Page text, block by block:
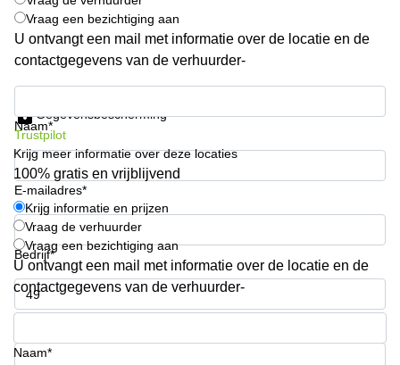
Huren
virtueel
kantoor in
Antwerpen
Antwerpen
Locaux
commerciaux
à louer en
Bruxelles
Kantoor
te huur
in Sint-
Niklaas
Vraag een bezichtiging aan
U ontvangt een mail met informatie over de locatie en de
contactgegevens van de verhuurder-
Naam*
E-mailadres*
Bedrijf*
Telefoonnummer*
Gegevensbescherming
Trustpilot
Krijg meer informatie over deze locaties
100% gratis en vrijblijvend
Krijg informatie en prijzen
Vraag de verhuurder
Vraag een bezichtiging aan
U ontvangt een mail met informatie over de locatie en de
contactgegevens van de verhuurder-
Naam*